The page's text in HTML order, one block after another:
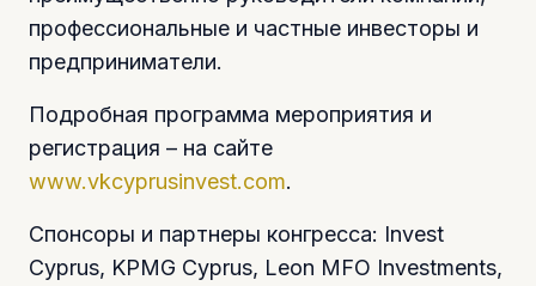
профессиональные и частные инвесторы и
предприниматели.
Подробная программа мероприятия и
регистрация – на сайте
www.vkcyprusinvest.com.
Спонсоры и партнеры конгресса: Invest
Cyprus, KPMG Cyprus, Leon MFO Investments,